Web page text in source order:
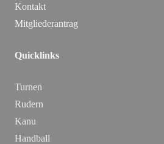
Kontakt
Mitgliederantrag
Quicklinks
Turnen
Rudern
Kanu
Handball